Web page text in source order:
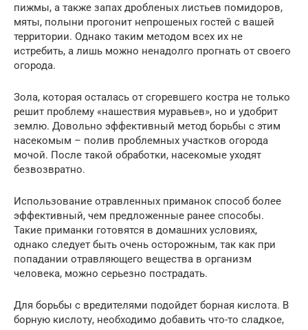
пижмы, а также запах дробленых листьев помидоров,
мяты, полыни прогонит непрошеных гостей с вашей
территории. Однако таким методом всех их не
истребить, а лишь можно ненадолго прогнать от своего
огорода.
Зола, которая осталась от сгоревшего костра не только
решит проблему «нашествия муравьев», но и удобрит
землю. Довольно эффективный метод борьбы с этим
насекомым – полив проблемных участков огорода
мочой. После такой обработки, насекомые уходят
безвозвратно.
Использование отравленных приманок способ более
эффективный, чем предложенные ранее способы.
Такие приманки готовятся в домашних условиях,
однако следует быть очень осторожным, так как при
попадании отравляющего вещества в организм
человека, можно серьезно пострадать.
Для борьбы с вредителями подойдет борная кислота. В
борную кислоту, необходимо добавить что-то сладкое,